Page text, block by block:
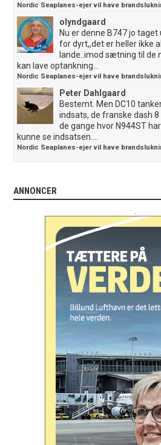
Nordic Seaplanes-ejer vil have
olyndgaard
Nu er denne B747 jo
for dyrt,,det er heller ikke
lande..imod sætning til de
kan lave optankning...
Nordic Seaplanes-ejer vil have
Peter Dahlgaard
Bestemt. Men DC10
indsats, de franske dash
de gange hvor N944ST
kunne se indsatsen....
Nordic Seaplanes-ejer vil have
ANNONCER